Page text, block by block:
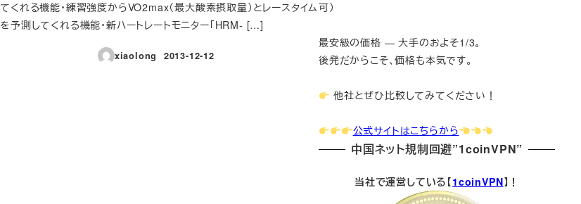
てくれる機能・練習強度からVO2max（最大酸素摂取量）とレースタイム
を予測してくれる機能・新ハートレートモニター「HRM- […]
xiaolong
投稿日
2013-12-12
可）
最安級の価格 — 大手のおよそ1/3。
後発だからこそ、価格も本気です。
他社とぜひ比較してみてください！
公式サイトはこちらから
中国ネット規制回避”1coinVPN”
当社で運営している【1coinVPN】！